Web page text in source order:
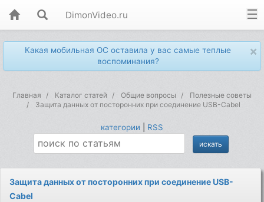
DimonVideo.ru
×
Какая мобильная ОС оставила у вас самые теплые
воспоминания?
Главная Каталог статей Общие вопросы
Полезные советы
Защита данных от посторонних при соединение USB-Cabel
категории RSS
Защита данных от посторонних при соединение USB-
Cabel